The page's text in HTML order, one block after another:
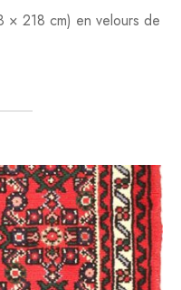
× 218 cm) en velours de